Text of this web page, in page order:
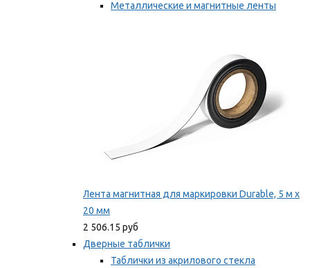
Металлические и магнитные ленты
Лента магнитная для маркировки Durable, 5 м х
20 мм
2 506.15 руб
Дверные таблички
Таблички из акрилового стекла